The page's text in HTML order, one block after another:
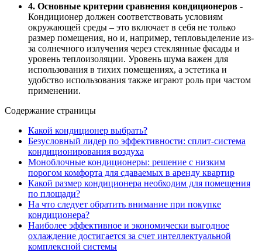
4. Основные критерии сравнения кондиционеров -
Кондиционер должен соответствовать условиям
окружающей среды – это включает в себя не только
размер помещения, но и, например, тепловыделение из-
за солнечного излучения через стеклянные фасады и
уровень теплоизоляции. Уровень шума важен для
использования в тихих помещениях, а эстетика и
удобство использования также играют роль при частом
применении.
Содержание страницы
Какой кондиционер выбрать?
Безусловный лидер по эффективности: сплит-система
кондиционирования воздуха
Моноблочные кондиционеры: решение с низким
порогом комфорта для сдаваемых в аренду квартир
Какой размер кондиционера необходим для помещения
по площади?
На что следует обратить внимание при покупке
кондиционера?
Наиболее эффективное и экономически выгодное
охлаждение достигается за счет интеллектуальной
комплексной системы